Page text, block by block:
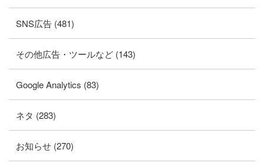
SNS広告 (481)
その他広告・ツールなど (143)
Google Analytics (83)
ネタ (283)
お知らせ (270)